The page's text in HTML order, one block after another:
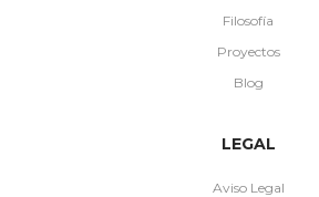
Filosofía
Proyectos
Blog
LEGAL
Aviso Legal